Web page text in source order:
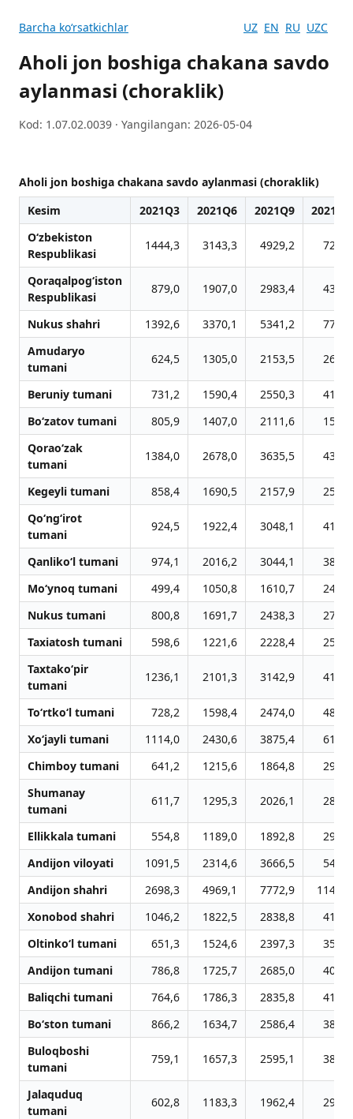
Barcha koʻrsatkichlar UZ EN RU UZC
Аholi jon boshiga chakana savdo
aylanmasi (choraklik)
Kod: 1.07.02.0039 · Yangilangan: 2026-05-04
Аholi jon boshiga chakana savdo aylanmasi (choraklik)
Kesim
2021Q3 2021Q6 2021Q9
O‘zbekiston
Respublikasi
1444,3 3143,3 4929,2
Qoraqalpog‘iston
Respublikasi
879,0 1907,0 2983,4
Nukus shahri 1392,6 3370,1 5341,2
Amudaryo
tumani
624,5 1305,0 2153,5
Beruniy tumani 731,2 1590,4 2550,3
Bo‘zatov tumani
805,9 1407,0 2111,6
Qorao‘zak
tumani
1384,0 2678,0 3635,5
Kegeyli tumani 858,4 1690,5 2157,9
Qo‘ng‘irot
tumani
924,5 1922,4 3048,1
Qanliko‘l tumani 974,1 2016,2 3044,1
Mo‘ynoq tumani
499,4 1050,8 1610,7
Nukus tumani
800,8 1691,7 2438,3
Taxiatosh tumani
598,6 1221,6 2228,4
Taxtako‘pir
tumani
1236,1 2101,3 3142,9
To‘rtko‘l tumani 728,2 1598,4 2474,0
Xo‘jayli tumani
1114,0 2430,6 3875,4
Chimboy tumani
641,2 1215,6 1864,8
Shumanay
tumani
611,7 1295,3 2026,1
Ellikkala tumani 554,8 1189,0 1892,8
Andijon viloyati
1091,5 2314,6 3666,5
Andijon shahri
2698,3 4969,1 7772,9
Xonobod shahri
1046,2 1822,5 2838,8
Oltinko‘l tumani
651,3 1524,6 2397,3
Andijon tumani
786,8 1725,7 2685,0
Baliqchi tumani
764,6 1786,3 2835,8
Bo‘ston tumani
866,2 1634,7 2586,4
Buloqboshi
tumani
759,1 1657,3 2595,1
Jalaquduq
tumani
602,8 1183,3 1962,4